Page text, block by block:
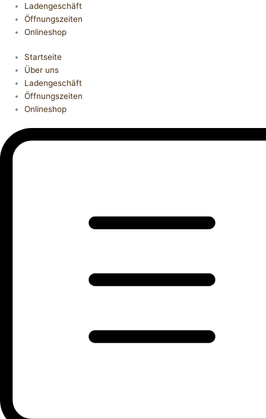
Ladengeschäft
Öffnungszeiten
Onlineshop
Startseite
Über uns
Ladengeschäft
Öffnungszeiten
Onlineshop